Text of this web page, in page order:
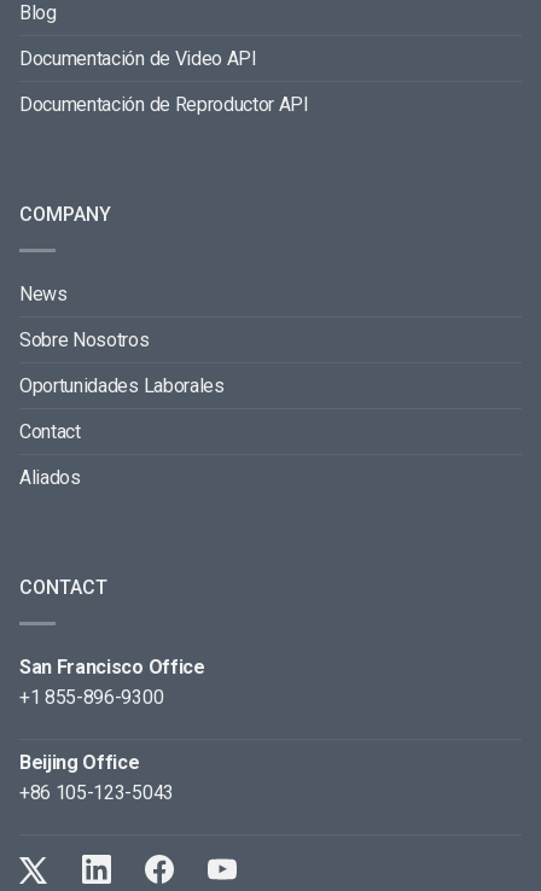
Blog
Documentación de Video API
Documentación de Reproductor API
COMPANY
News
Sobre Nosotros
Oportunidades Laborales
Contact
Aliados
CONTACT
San Francisco Office
+1 855-896-9300
Beijing Office
+86 105-123-5043